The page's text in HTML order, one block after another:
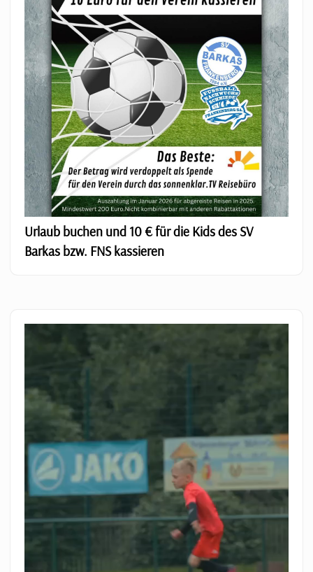
Urlaub buchen und 10 € für die Kids des SV
Barkas bzw. FNS kassieren